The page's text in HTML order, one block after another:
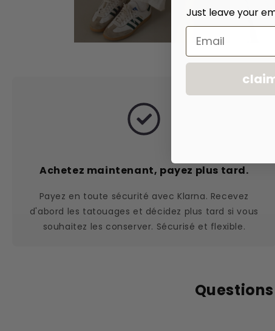
Achetez maintenant, payez plus tard.
Payez en toute sécurité avec Klarna. Recevez
d'abord les tatouages et décidez plus tard si vous
souhaitez les conserver. Sécurisé et flexible.
Just leave your
Email